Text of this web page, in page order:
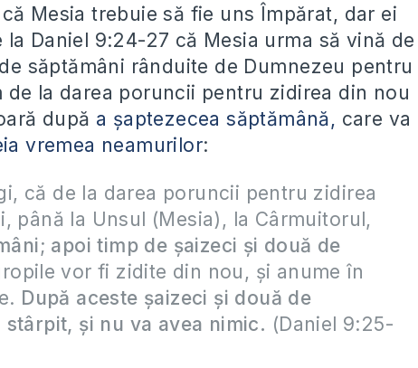
Mesia trebuie să fie uns Împărat, dar ei
Daniel 9:24-27 că Mesia urma să vină de
săptămâni rânduite de Dumnezeu pentru
de la darea poruncii pentru zidirea din nou
după a șaptezecea săptămână, care va
vremea neamurilor:
că de la darea poruncii pentru zidirea
până la Unsul (Mesia), la Cârmuitorul,
; apoi timp de șaizeci și două de
vor fi zidite din nou, și anume în
După aceste șaizeci și două de
și nu va avea nimic. (Daniel 9:25-